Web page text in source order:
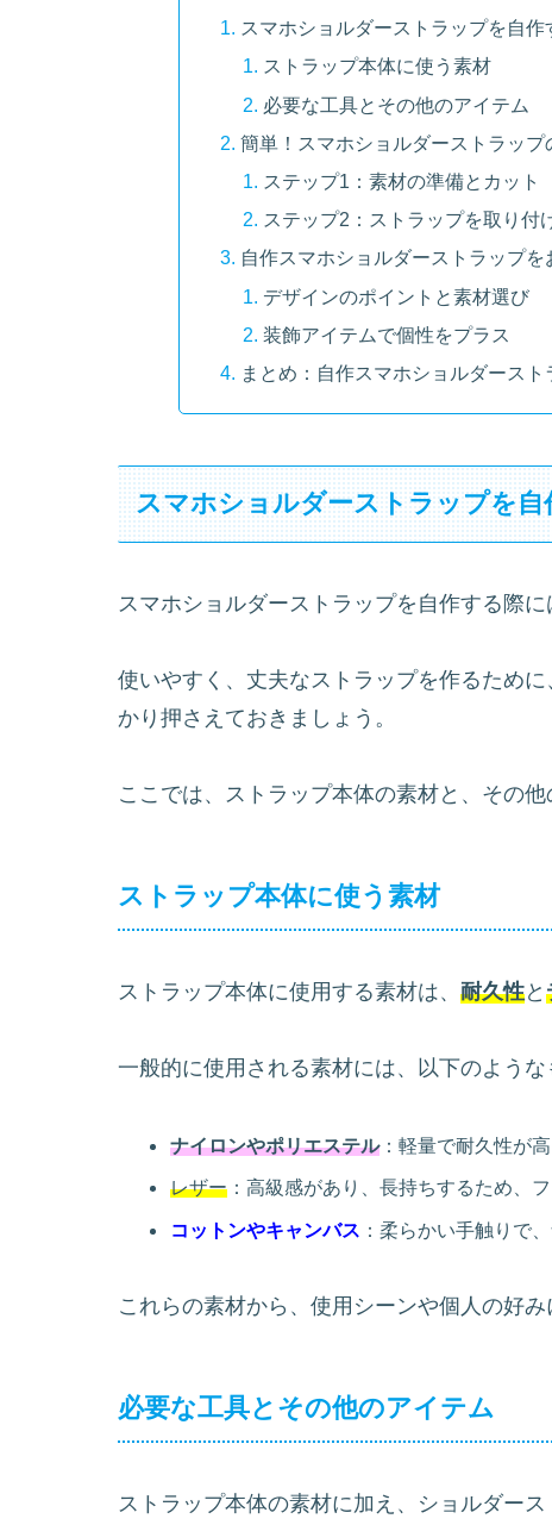
スマホショルダーストラップを自
ストラップ本体に使う素材
必要な工具とその他のアイテム
簡単！スマホショルダーストラップ
ステップ1：素材の準備とカット
ステップ2：ストラップを取り付
自作スマホショルダーストラップ
デザインのポイントと素材選び
装飾アイテムで個性をプラス
まとめ：自作スマホショルダース
スマホショルダーストラップを
スマホショルダーストラップを自作する際
使いやすく、丈夫なストラップを作るため
かり押さえておきましょう。
ここでは、ストラップ本体の素材と、その
ストラップ本体に使う素材
ストラップ本体に使用する素材は、 耐久性と
一般的に使用される素材には、以下のような
ナイロンやポリエステル：軽量で耐久性が
レザー：高級感があり、長持ちするため、
コットンやキャンバス ：柔らかい手触りで
これらの素材から、使用シーンや個人の好み
必要な工具とその他のアイテム
ストラップ本体の素材に加え、ショルダー